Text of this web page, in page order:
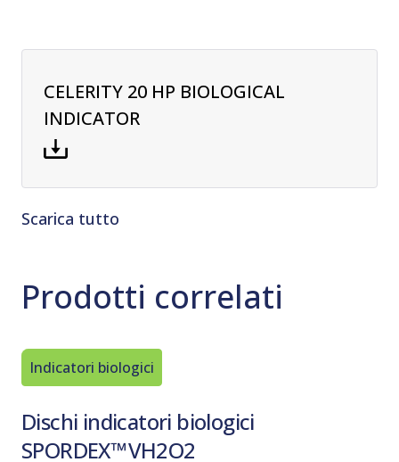
CELERITY 20 HP BIOLOGICAL
INDICATOR
Scarica tutto
Prodotti correlati
Indicatori biologici
Dischi indicatori biologici
SPORDEX™ VH2O2